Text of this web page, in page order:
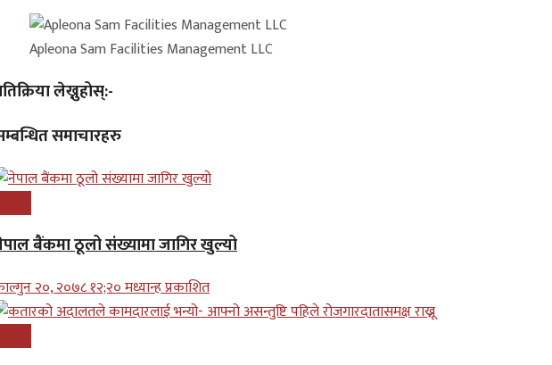
Apleona Sam Facilities Management LLC
लेख्नुहोस्:-
समाचारहरु
बैंकमा ठूलो संख्यामा जागिर खुल्यो
२०, २०७८ १२;२० मध्यान्ह प्रकाशित